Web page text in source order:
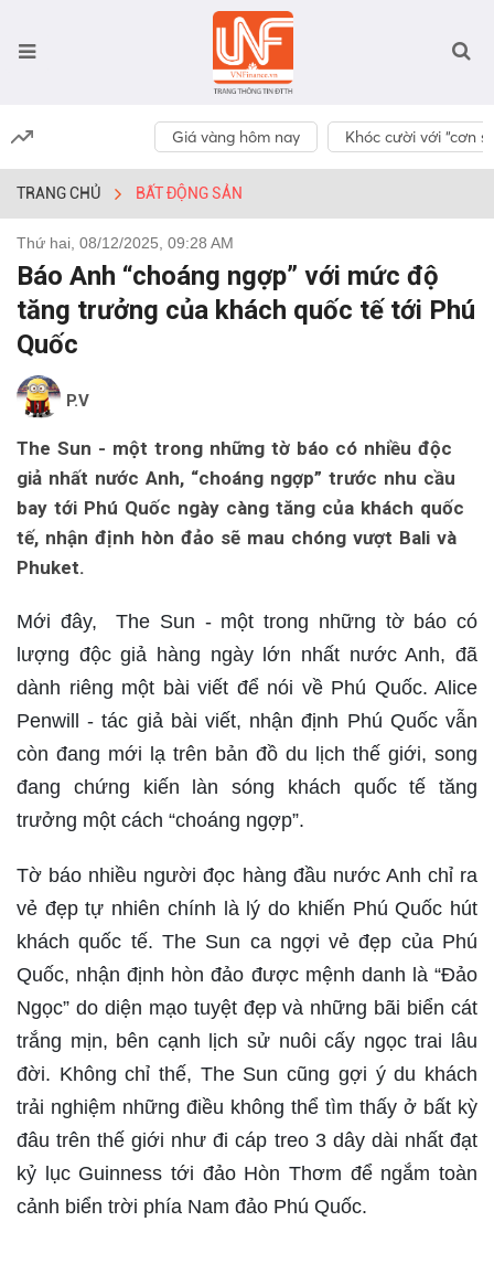
Giá vàng hôm nay Khóc cười với “cơn
TRANG CHỦ BẤT ĐỘNG SẢN
Thứ hai, 08/12/2025, 09:28 AM
Báo Anh “choáng ngợp” với mức độ
tăng trưởng của khách quốc tế tới Phú
Quốc
P.V
The Sun - một trong những tờ báo có nhiều độc
giả nhất nước Anh, “choáng ngợp” trước nhu cầu
bay tới Phú Quốc ngày càng tăng của khách quốc
tế, nhận định hòn đảo sẽ mau chóng vượt Bali và
Phuket.
Mới đây, The Sun - một trong những tờ báo có
lượng độc giả hàng ngày lớn nhất nước Anh, đã
dành riêng một bài viết để nói về Phú Quốc. Alice
Penwill - tác giả bài viết, nhận định Phú Quốc vẫn
còn đang mới lạ trên bản đồ du lịch thế giới, song
đang chứng kiến làn sóng khách quốc tế tăng
trưởng một cách “choáng ngợp”.
Tờ báo nhiều người đọc hàng đầu nước Anh chỉ ra
vẻ đẹp tự nhiên chính là lý do khiến Phú Quốc hút
khách quốc tế. The Sun ca ngợi vẻ đẹp của Phú
Quốc, nhận định hòn đảo được mệnh danh là “Đảo
Ngọc” do diện mạo tuyệt đẹp và những bãi biển cát
trắng mịn, bên cạnh lịch sử nuôi cấy ngọc trai lâu
đời. Không chỉ thế, The Sun cũng gợi ý du khách
trải nghiệm những điều không thể tìm thấy ở bất kỳ
đâu trên thế giới như đi cáp treo 3 dây dài nhất đạt
kỷ lục Guinness tới đảo Hòn Thơm để ngắm toàn
cảnh biển trời phía Nam đảo Phú Quốc.